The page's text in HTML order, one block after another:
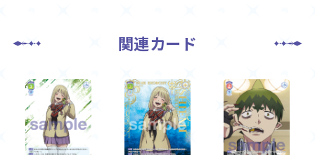
関連カード